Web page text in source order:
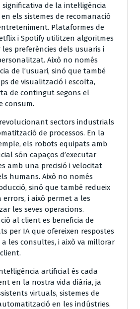
de la intel·ligència
els sistemes de recomanació
Plataformes de
i Spotify utilitzen algoritmes
les preferències dels usuaris i
Això no només
de l’usuari, sinó que també
de visualització i escolta,
de contingut segons el
consum.
sectors industrials
de processos. En la
els robots equipats amb
són capaços d’executar
amb una precisió i velocitat
humans. Això no només
sinó que també redueix
errors, i això permet a les
les seves operacions.
al client es beneficia de
per IA que ofereixen respostes
a les consultes, i això va millorar
artificial és cada
en la nostra vida diària, ja
virtuals, sistemes de
en les indústries.